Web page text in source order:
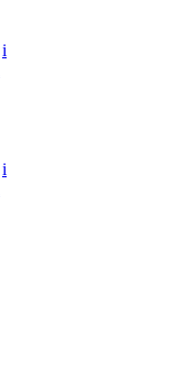
i
i